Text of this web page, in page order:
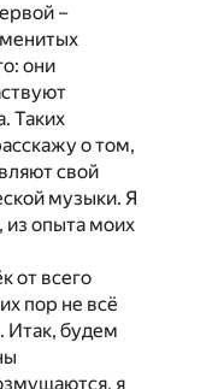
–
они
Таких
о том,
свой
музыки. Я
из опыта моих
от всего
пор не всё
Итак, будем
я